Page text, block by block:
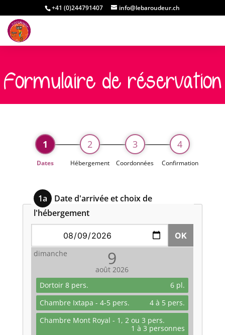
+41 (0)244791407 info@lebaroudeur.ch
Formulaire de réservation
1
Dates
2
Hébergement
3
Coordonnées
4
Confirmation
1a
Date d'arrivée et choix de
l'hébergement
OK
dimanche 9
août 2026
Dortoir 8 pers.
6 pl.
Chambre Ixtapa - 4-5 pers.
4 à 5 pers.
Chambre Mont Royal - 1, 2 ou 3 pers.
1 à 3 personnes